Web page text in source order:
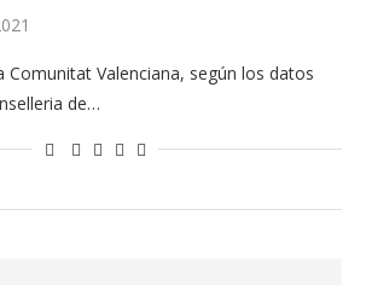
Comunitat Valenciana, según los datos
de…